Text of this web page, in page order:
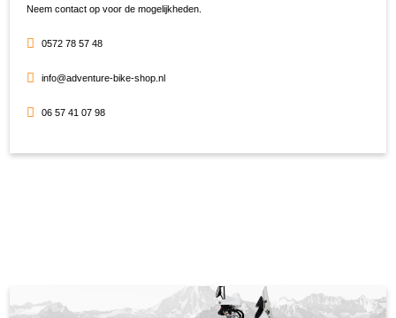
Neem contact op voor de mogelijkheden.
0572 78 57 48
info@adventure-bike-shop.nl
06 57 41 07 98